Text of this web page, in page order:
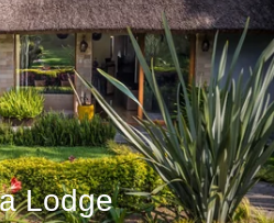
Lodge